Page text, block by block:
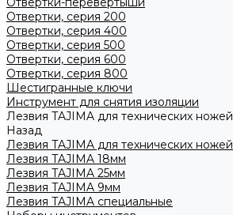
Отвертки, серия 200
Отвертки, серия 400
Отвертки, серия 500
Отвертки, серия 600
Отвертки, серия 800
Шестигранные ключи
Инструмент для снятия изоляции
Лезвия TAJIMA для технических ножей
Назад
Лезвия TAJIMA для технических ножей
Лезвия TAJIMA 18мм
Лезвия TAJIMA 25мм
Лезвия TAJIMA 9мм
Лезвия TAJIMA специальные